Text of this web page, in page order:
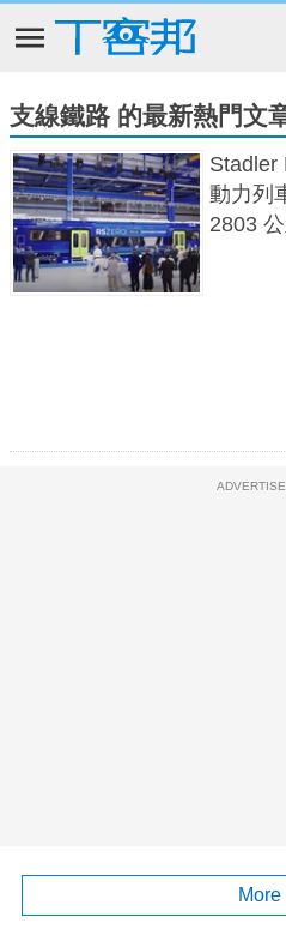
支線鐵路 的最新熱門文
Stadler
動力列
2803
More